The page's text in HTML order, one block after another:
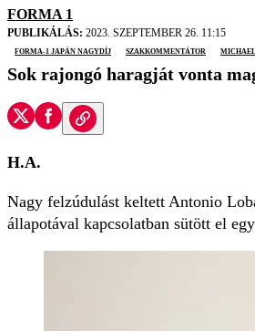
FORMA 1
PUBLIKÁLÁS: 2023. SZEPTEMBER 26. 11:15
Forma-1 Japán Nagydíj
szakkommentátor
Sok rajongó haragját vonta
H.A.
Nagy felzúdulást keltett Antonio
állapotával kapcsolatban sütött el